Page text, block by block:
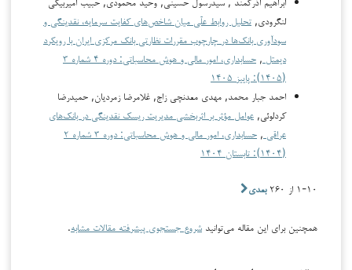
لنگرودی, تحلیل روابط علّی میان شاخص‌های کفایت سرمایه، نقدینگی و
سودآوری بانک‌ها در چارچوب مقررات نظارتی بانک مرکزی ایران با رویکرد
دیمتل ,
حسابداری، امور مالی و هوش محاسباتی: دوره ۴ شماره ۳
(۱۴۰۵): پاییز ۱۴۰۵
احمد جبار محمد, مهدی معدنچی زاج, غلامرضا زمردیان, حمیدرضا
کردلوئی, عوامل مؤثر بر اثربخشی مدیریت ریسک نقدینگی در بانک‌های
عراقی ,
حسابداری، امور مالی و هوش محاسباتی: دوره ۳ شماره ۲
(۱۴۰۴): تابستان ۱۴۰۴
۱-۱۰ از ۲۶۰ بعدی
همچنین برای این مقاله می‌توانید شروع جستجوی پیشرفته مقالات مشابه.